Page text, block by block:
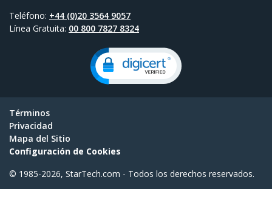
Teléfono: +44 (0)20 3564 9057
Línea Gratuita: 00 800 7827 8324
Términos
Privacidad
Mapa del Sitio
Configuración de Cookies
© 1985-2026, StarTech.com - Todos los derechos reservados.